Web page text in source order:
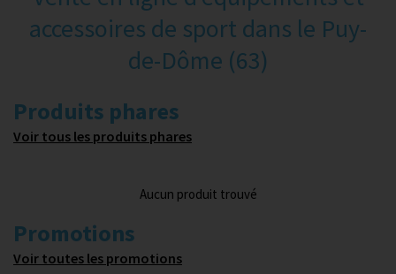
accessoires de sport dans le Puy-
de-Dôme (63)
Produits phares
Voir tous les produits phares
Aucun produit trouvé
Promotions
Voir toutes les promotions